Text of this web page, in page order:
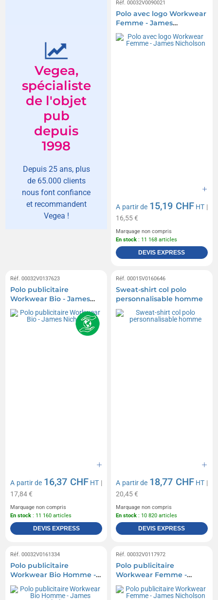
Vegea,
spécialiste
de l'objet
pub
depuis
1998
Depuis 25 ans, plus
de 65.000 clients
nous font confiance
et recommandent
Vegea !
Réf. 00032V0090021
Polo avec logo Workwear
Femme - James
Nicholson
A partir de 15,19 CHF HT |
16,55 €
Marquage non compris
En stock : 11 168 articles
DEVIS EXPRESS
Réf. 00032V0137623
Polo publicitaire
Workwear Bio - James
Nicholson
A partir de 16,37 CHF HT |
17,84 €
Marquage non compris
En stock : 11 160 articles
DEVIS EXPRESS
Réf. 00015V0160646
Sweat-shirt col polo
personnalisable homme
A partir de 18,77 CHF HT |
20,45 €
Marquage non compris
En stock : 10 820 articles
DEVIS EXPRESS
Réf. 00032V0161334
Polo publicitaire
Workwear Bio Homme -
James Nicholson
Réf. 00032V0117972
Polo publicitaire
Workwear Femme -
James Nicholson